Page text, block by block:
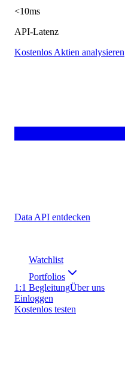
<10ms
API-Latenz
Kostenlos Aktien analysieren
Data API entdecken
Watchlist
Portfolios
1:1 BegleitungÜber uns
Einloggen
Kostenlos testen